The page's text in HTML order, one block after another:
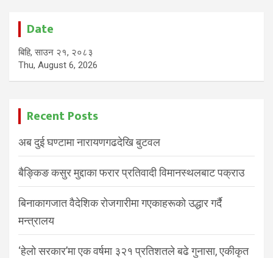
Date
बिहि, साउन २१, २०८३
Thu, August 6, 2026
Recent Posts
अब दुई घण्टामा नारायणगढदेखि बुटवल
बैङ्किङ कसुर मुद्दाका फरार प्रतिवादी विमानस्थलबाट पक्राउ
बिनाकागजात वैदेशिक रोजगारीमा गएकाहरूको उद्धार गर्दै
मन्त्रालय
‘हेलो सरकार’मा एक वर्षमा ३२१ प्रतिशतले बढे गुनासा, एकीकृत